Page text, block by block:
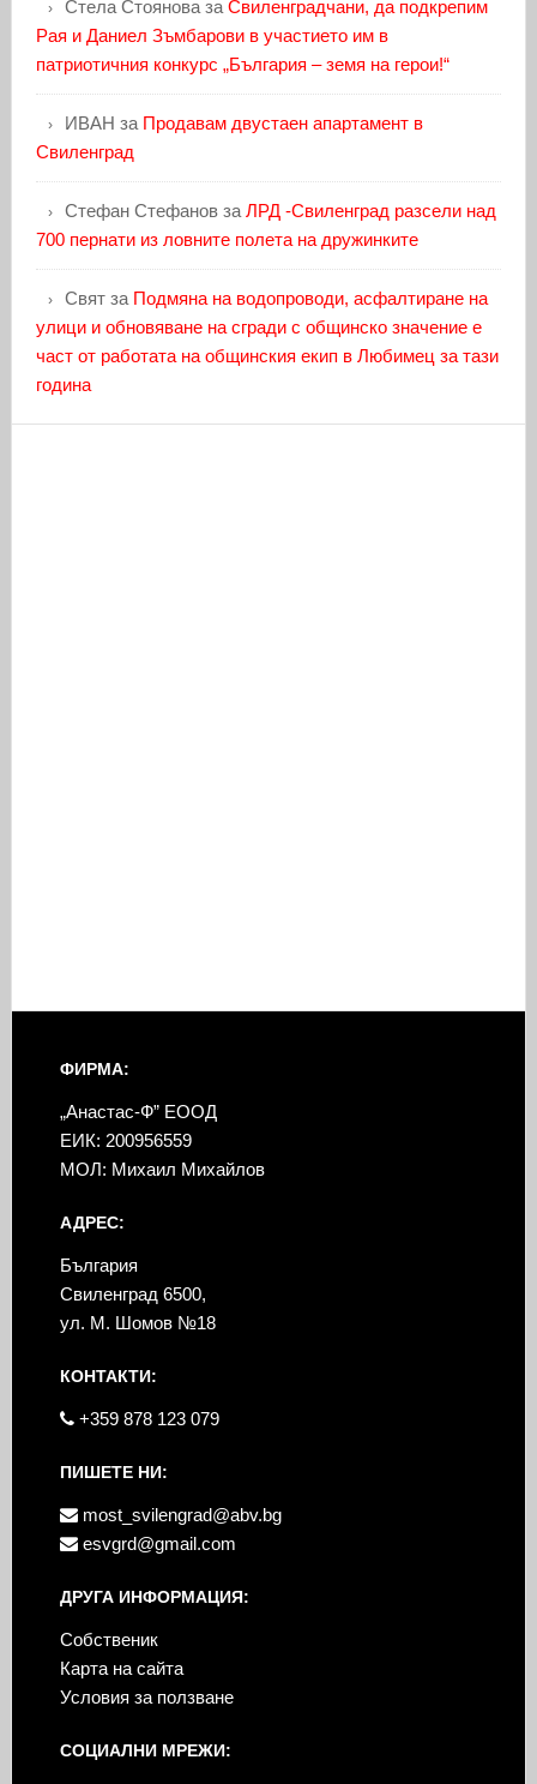
Стела Стояноваза Свиленградчани, да подкрепим
Рая и Даниел Зъмбарови в участието им в
патриотичния конкурс „България – земя на герои!“
ИВАН за Продавам двустаен апартамент в
Свиленград
Стефан Стефановза ЛРД -Свиленград разсели над
700 пернати из ловните полета на дружинките
Святза Подмяна на водопроводи, асфалтиране на
улици и обновяване на сгради с общинско значение е
част от работата на общинския екип в Любимец за тази
година
ФИРМА:
„Анастас-Ф” ЕООД
ЕИК: 200956559
МОЛ: Михаил Михайлов
АДРЕС:
България
Свиленград 6500,
ул. М. Шомов №18
КОНТАКТИ:
+359 878 123 079
ПИШЕТЕ НИ:
most_svilengrad@abv.bg
esvgrd@gmail.com
ДРУГА ИНФОРМАЦИЯ:
Собственик
Карта на сайта
Условия за ползване
СОЦИАЛНИ МРЕЖИ: